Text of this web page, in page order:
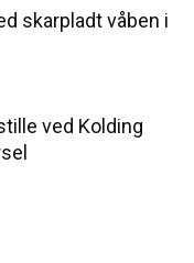
skarpladt våben i
ved Kolding